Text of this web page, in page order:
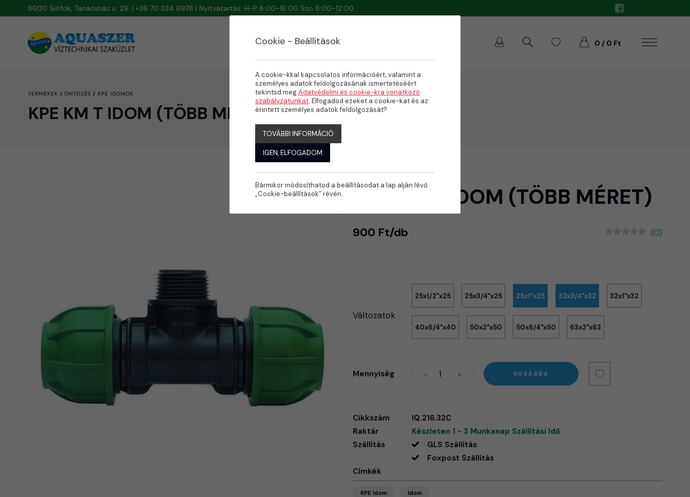
8600 Siófok, Tanácsház u. 29. | +36 70 334 6978 | Nyitvatartás: H-P 8:00-16:00 Szo 8:00-12:00
0 / 0 Ft
TERMÉKEK /ÖNTÖZÉS / KPE IDOMOK
KPE KM T IDOM (TÖBB MÉRET)
KPE KM T IDOM (TÖBB MÉRET)
900 Ft/db (0)
Változatok
25x1/2"x25 25x3/4"x25 25x1"x25 32x3/4"x32 32x1"x32
40x6/4"x40 50x2"x50 50x6/4"x50 63x2"x63
Mennyiség KOSÁRBA
Cikkszám
IQ.216.32C
Raktár
Készleten 1 - 3 Munkanap Szállítási Idő
Szállítás
GLS Szállítás
Foxpost Szállítás
Címkék
KPE Idom Idom
Cookie - Beállítások
A cookie-kkal kapcsolatos információért, valamint a
személyes adatok feldolgozásának ismertetéséért
tekintsd megAdatvédelmi és cookie-kra vonatkozó
szabályzatunkat. Elfogadod ezeket a cookie-kat és az
érintett személyes adatok feldolgozását?
TOVÁBBI INFORMÁCIÓ
IGEN, ELFOGADOM
Bármikor módosíthatod a beállításodat a lap alján lévő
„Cookie-beállítások” révén.